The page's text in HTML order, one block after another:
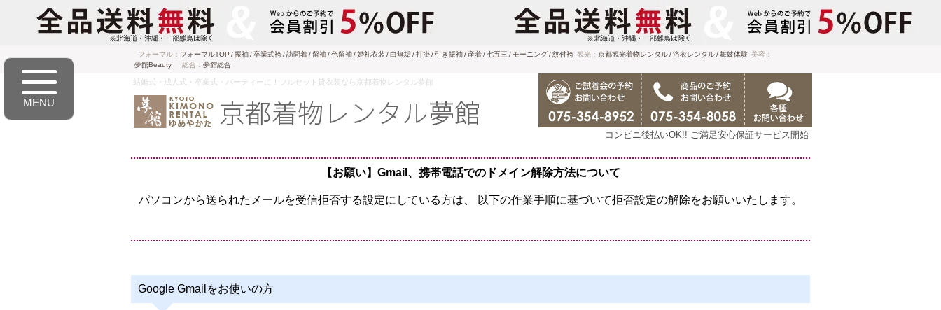
フォーマル： フォーマルTOP 振袖 卒業式袴 訪問着 留袖 色留袖 婚礼衣装 白無垢 打掛 引き振袖 産着 七五三 モーニング 紋付袴 観光： 京都観光着物レンタル 浴衣レンタル 舞妓体験 美容：
夢館Beauty
総合： 夢館総合
結婚式・成人式・卒業式・パーティーに！フルセット貸衣装なら京都着物レンタル夢館
コンビニ後払いOK!! ご満足安心保証サービス開始
【お願い】Gmail、携帯電話でのドメイン解除方法について
パソコンから送られたメールを受信拒否する設定にしている方は、 以下の作業手順に基づいて拒否設定の解除をお願いいたします。
Google Gmailをお使いの方